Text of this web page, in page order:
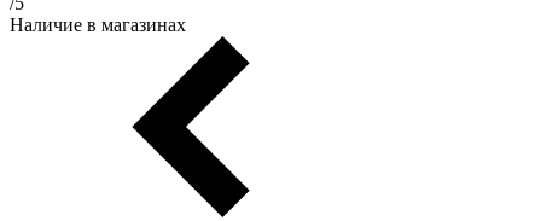
Наличие в магазинах